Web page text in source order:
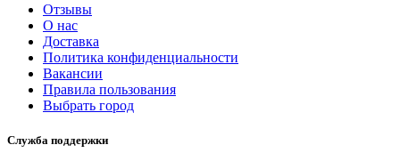
Отзывы
О нас
Доставка
Политика конфиденциальности
Вакансии
Правила пользования
Выбрать город
Служба поддержки